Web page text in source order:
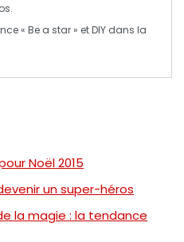
« Be a star » et DIY dans la
Noël 2015
un super-héros
la magie : la tendance